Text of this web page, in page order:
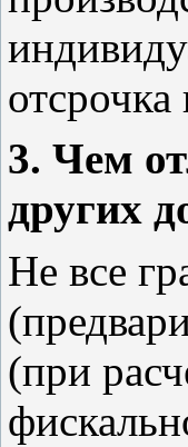
3. Чем
других
Не все
(при